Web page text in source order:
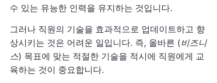
수 있는 유능한 인력을 유지하는 것입니다.
그러나 직원의 기술을 효과적으로 업데이트하고 향
상시키는 것은 어려운 일입니다. 즉, 올바른 (비즈니
스) 목표에 맞는 적절한 기술을 적시에 직원에게 교
육하는 것이 중요합니다.